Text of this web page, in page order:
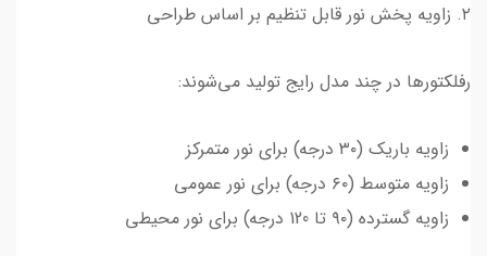
۲. زاویه پخش نور قابل تنظیم بر اساس طراحی
رفلکتورها در چند مدل رایج تولید می‌شوند:
زاویه باریک (۳۰ درجه) برای نور متمرکز
زاویه متوسط (۶۰ درجه) برای نور عمومی
زاویه گسترده (۹۰ تا 120 درجه) برای نور محیطی